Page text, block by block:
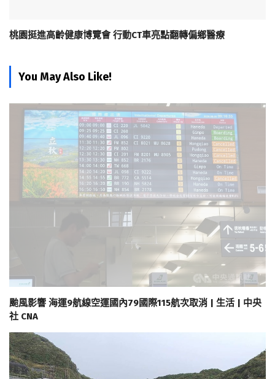
桃園挺進高齡健康博覽會 行動CT車亮點翻轉偏鄉醫療
You May Also Like!
颱風影響 海運9航線空運國內79國際115航次取消 | 生活 | 中央
社 CNA